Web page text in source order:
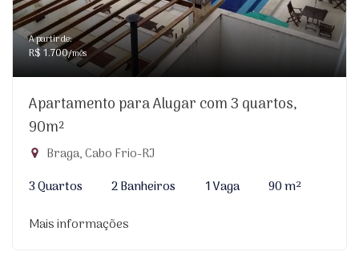
A partir de:
R$ 1.700/mês
Apartamento para Alugar com 3 quartos,
90m²
Braga, Cabo Frio-RJ
3 Quartos
2 Banheiros 1 Vaga
90 m²
Mais informações